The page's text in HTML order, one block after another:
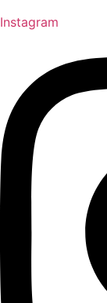
Instagram